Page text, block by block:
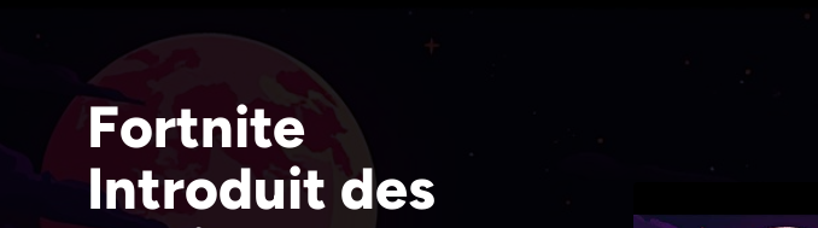
Fortnite
Introduit des